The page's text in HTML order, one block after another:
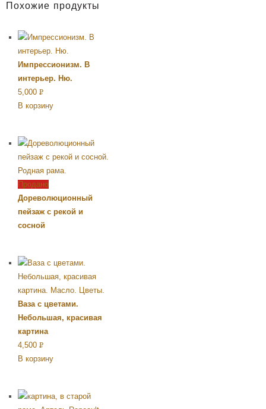
Похожие продукты
Импрессионизм. В
интерьер. Ню.
5,000 Р
УБ.
В корзину
Продано
Дореволюционный
пейзаж с рекой и
сосной
Ваза с цветами.
Небольшая, красивая
картина
4,500 Р
УБ.
В корзину